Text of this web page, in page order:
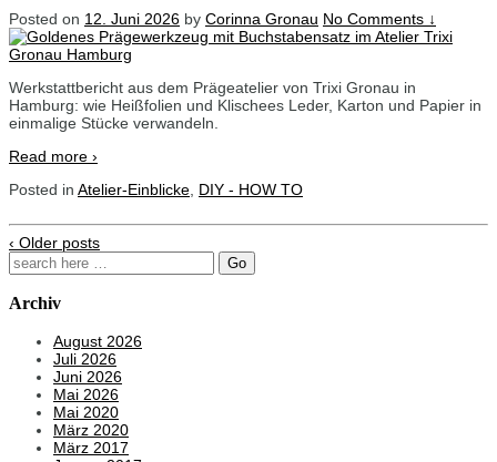
Posted on 12. Juni 2026 by Corinna Gronau No Comments ↓
Werkstattbericht aus dem Prägeatelier von Trixi Gronau in
Hamburg: wie Heißfolien und Klischees Leder, Karton und Papier in
einmalige Stücke verwandeln.
Read more ›
Posted in Atelier-Einblicke DIY - HOW TO
‹ Older posts
Search
for:
Archiv
August 2026
Juli 2026
Juni 2026
Mai 2026
Mai 2020
März 2020
März 2017